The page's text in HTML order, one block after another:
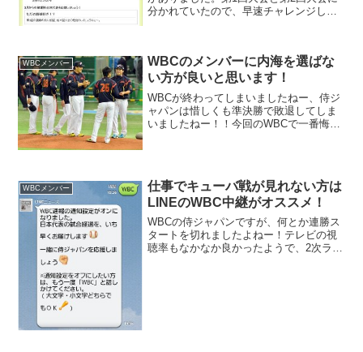
分かれていたので、早速チャレンジして
はあまり記...
WBCメンバー
WBCのメンバーに内海を選ばな
い方が良いと思います！
WBCが終わってしまいましたねー、侍ジ
ャパンは惜しくも準決勝で敗退してしま
いましたねー！！今回のWBCで一番悔し
WBCメンバー
仕事でキューバ戦が見れない方は
LINEのWBC中継がオススメ！
WBCの侍ジャパンですが、何とか連勝ス
タートを切れましたよねー！テレビの視
聴率もなかなか良かったようで、2次ラウ